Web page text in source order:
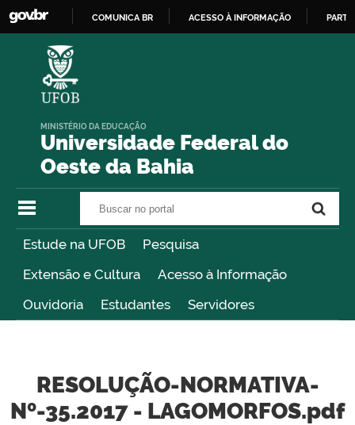
COMUNICA BR ACESSO À INFORMAÇÃO
Universidade Federal do
Oeste da Bahia
MINISTÉRIO DA EDUCAÇÃO
Estude na UFOB
Pesquisa
Extensão e Cultura
Acesso à Informação
Ouvidoria
Estudantes Servidores
RESOLUÇÃO-NORMATIVA-
Nº-35.2017 - LAGOMORFOS.pdf